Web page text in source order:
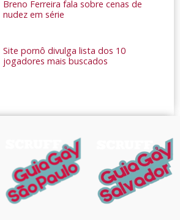
Breno Ferreira fala sobre cenas de
nudez em série
Site pornô divulga lista dos 10
jogadores mais buscados